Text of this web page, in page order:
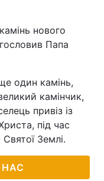
нового
Папа
один камінь,
камінчик,
привіз із
під час
Землі.